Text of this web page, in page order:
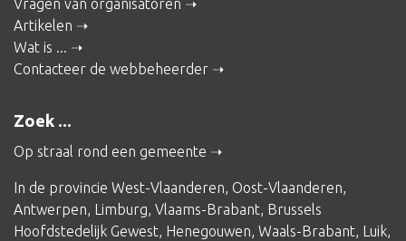
Vragen van organisatoren
Artikelen
Wat is ...
Contacteer de webbeheerder
Zoek ...
Op straal rond een gemeente
In de provincie West-Vlaanderen, Oost-Vlaanderen,
Antwerpen, Limburg, Vlaams-Brabant, Brussels
Hoofdstedelijk Gewest, Henegouwen, Waals-Brabant, Luik,